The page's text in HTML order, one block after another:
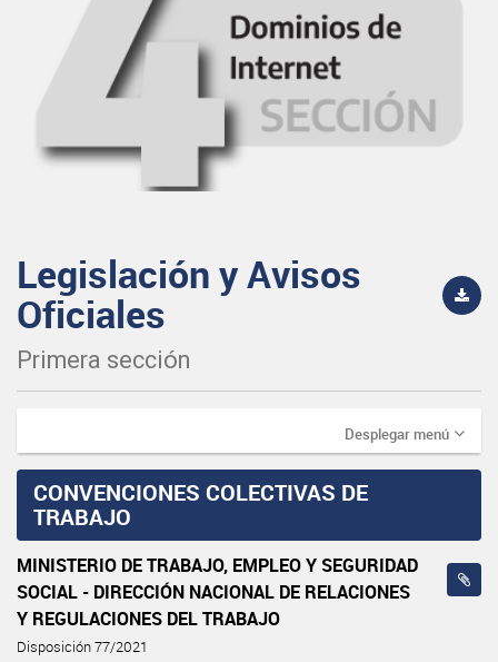
Legislación y Avisos
Oficiales
Primera sección
Desplegar menú
CONVENCIONES COLECTIVAS DE
TRABAJO
MINISTERIO DE TRABAJO, EMPLEO Y SEGURIDAD
SOCIAL - DIRECCIÓN NACIONAL DE RELACIONES
Y REGULACIONES DEL TRABAJO
Disposición 77/2021